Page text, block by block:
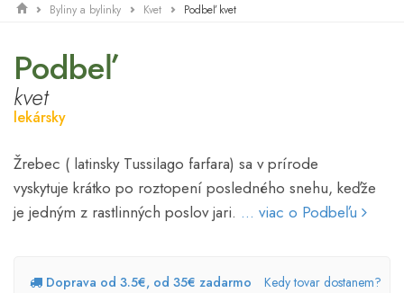
Byliny a bylinky Kvet Podbeľ kvet
Podbeľ
kvet
lekársky
Žrebec ( latinsky Tussilago farfara) sa v prírode
vyskytuje krátko po roztopení posledného snehu, keďže
je jedným z rastlinných poslov jari. ... viac o Podbeľu
Doprava od 3.5€, od 35€ zadarmo Kedy tovar dostanem?